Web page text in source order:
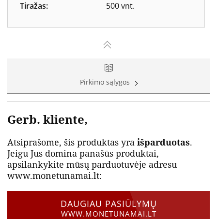
Tiražas:
500 vnt.
Pirkimo sąlygos
Gerb. kliente,
Atsiprašome, šis produktas yra išparduotas.
Jeigu Jus domina panašūs produktai,
apsilankykite mūsų parduotuvėje adresu
www.monetunamai.lt:
DAUGIAU PASIŪLYMŲ
WWW.MONETUNAMAI.LT